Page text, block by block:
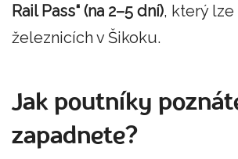
Rail Pass“ (na 2–5 dní), který
železnicích v Šikoku.
Jak poutníky
zapadnete?